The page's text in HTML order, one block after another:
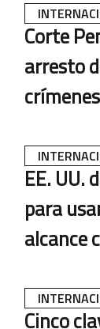
21 DE
Corte
arresto
18 DE
EE. UU.
para
alcance
15 DE
Cinco